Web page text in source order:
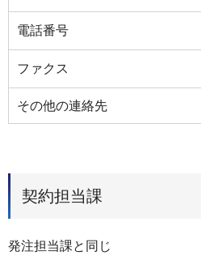
電話番号
ファクス
その他の連絡先
契約担当課
発注担当課と同じ